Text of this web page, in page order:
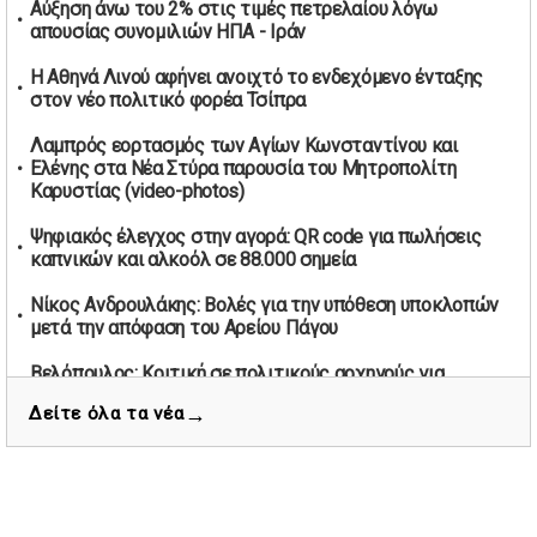
38χρονου οδηγού
01/05/2026 | 19:12
Υποψηφιότητες για τις εκλογές νέας διοίκησης του ΑΟ
Νέων Στύρων
Τουρκία: Ένταση στις συγκεντρώσεις για την Πρωτομαγιά
– Πάνω από 350 συλλήψεις
Μήνυμα σεβασμού από τη Μπιλμπάο προς ΠΑΟΚ και τιμή
01/05/2026 | 13:03
που πετούσε αντικείμενα από το μπαλκόνι
Αύξηση άνω του 2% στις τιμές πετρελαίου λόγω
απουσίας συνομιλιών ΗΠΑ - Ιράν
Η Αθηνά Λινού αφήνει ανοιχτό το ενδεχόμενο ένταξης
στον νέο πολιτικό φορέα Τσίπρα
Λαμπρός εορτασμός των Αγίων Κωνσταντίνου και
Ελένης στα Νέα Στύρα παρουσία του Μητροπολίτη
Καρυστίας (video-photos)
Ψηφιακός έλεγχος στην αγορά: QR code για πωλήσεις
καπνικών και αλκοόλ σε 88.000 σημεία
Νίκος Ανδρουλάκης: Βολές για την υπόθεση υποκλοπών
μετά την απόφαση του Αρείου Πάγου
Βελόπουλος: Κριτική σε πολιτικούς αρχηγούς για
ΗΠΑ: Ερωτήματα για τη σειρά απομάκρυνσης Τραμπ και
Δείτε όλα τα νέα→